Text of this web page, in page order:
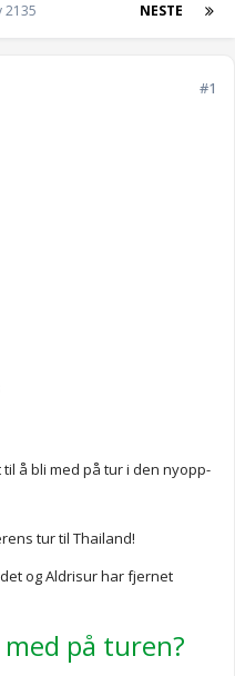
NESTE
2135
#1
til å bli med på tur i den nyopp-
tur til Thailand!
og Aldrisur har fjernet
med på turen?